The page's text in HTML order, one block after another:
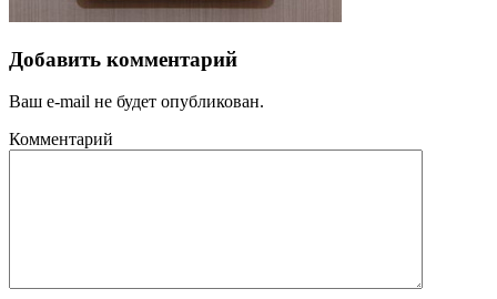
Добавить комментарий
Ваш e-mail не будет опубликован.
Комментарий